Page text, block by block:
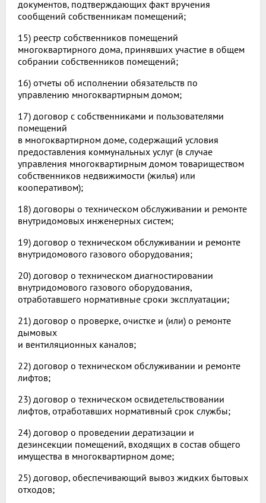
документов, подтверждающих факт вручения
сообщений собственникам помещений;
15) реестр собственников помещений
многоквартирного дома, принявших участие в общем
собрании собственников помещений;
16) отчеты об исполнении обязательств по
управлению многоквартирным домом;
17) договор с собственниками и пользователями
помещений
в многоквартирном доме, содержащий условия
предоставления коммунальных услуг (в случае
управления многоквартирным домом товариществом
собственников недвижимости (жилья) или
кооперативом);
18) договоры о техническом обслуживании и ремонте
внутридомовых инженерных систем;
19) договор о техническом обслуживании и ремонте
внутридомового газового оборудования;
20) договор о техническом диагностировании
внутридомового газового оборудования,
отработавшего нормативные сроки эксплуатации;
21) договор о проверке, очистке и (или) о ремонте
дымовых
и вентиляционных каналов;
22) договор о техническом обслуживании и ремонте
лифтов;
23) договор о техническом освидетельствовании
лифтов, отработавших нормативный срок службы;
24) договор о проведении дератизации и
дезинсекции помещений, входящих в состав общего
имущества в многоквартирном доме;
25) договор, обеспечивающий вывоз жидких бытовых
отходов;